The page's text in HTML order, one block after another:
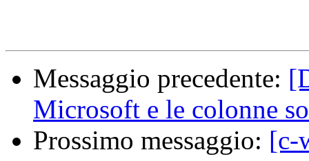
Messaggio precedente:
Microsoft e le colonne
Prossimo messaggio: [c-